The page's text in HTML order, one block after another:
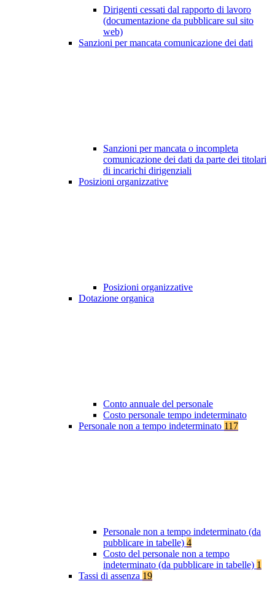
Dirigenti cessati dal rapporto di lavoro
(documentazione da pubblicare sul sito
web)
Sanzioni per mancata comunicazione dei dati
Sanzioni per mancata o incompleta
comunicazione dei dati da parte dei titolari
di incarichi dirigenziali
Posizioni organizzative
Posizioni organizzative
Dotazione organica
Conto annuale del personale
Costo personale tempo indeterminato
Personale non a tempo indeterminato 117
Personale non a tempo indeterminato (da
pubblicare in tabelle) 4
Costo del personale non a tempo
indeterminato (da pubblicare in tabelle) 1
Tassi di assenza 19